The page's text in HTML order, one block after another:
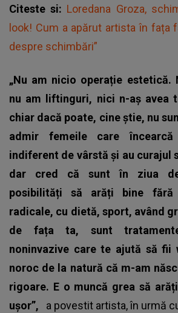
Citeste si: Loredana Groza,
look! Cum a apărut artista în fața
despre schimbări”
„Nu am nicio operație estetică.
nu am liftinguri, nici n-aș avea
chiar dacă poate, cine știe, nu
admir femeile care
indiferent de vârstă și au curajul
dar cred că sunt în ziua
posibilități să arăți bine
radicale, cu dietă, sport, având
de fața ta, sunt
noninvazive care te ajută să fii
noroc de la natură că m-am
rigoare. E o muncă grea să
ușor”,
a povestit artista, în urmă